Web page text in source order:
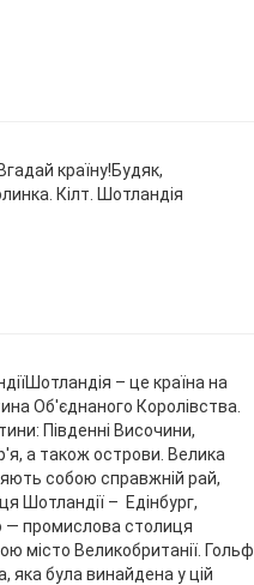
країну!Будяк,
Кілт. Шотландія
– це країна на
Об'єднаного Королівства.
Південні Височини,
а також острови. Велика
собою справжній рай,
Шотландії – Едінбург,
— промислова столиця
місто Великобританії. Гольф
яка була винайдена у цій